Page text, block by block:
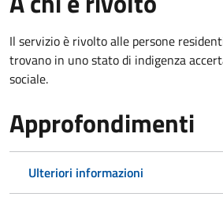
Il servizio è rivolto alle persone
trovano in uno stato di indigenza
sociale.
Approfondimenti
Ulteriori informazioni